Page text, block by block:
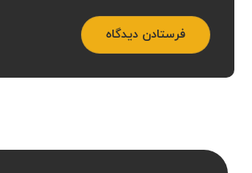
فرستادن دیدگاه